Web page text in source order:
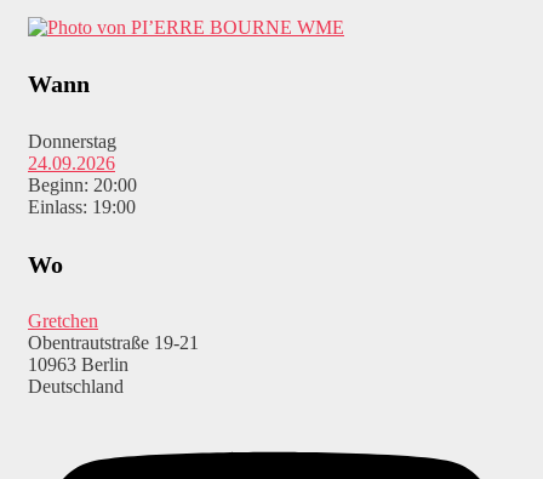
WME
Wann
Donnerstag
24.09.2026
Beginn: 20:00
Einlass: 19:00
Wo
Gretchen
Obentrautstraße 19-21
10963 Berlin
Deutschland